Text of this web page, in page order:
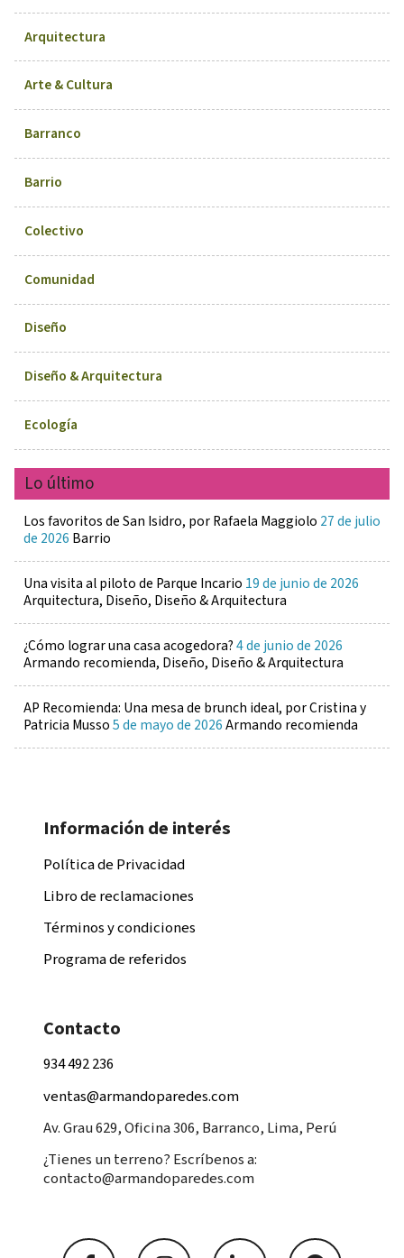
Arquitectura
Arte & Cultura
Barranco
Barrio
Colectivo
Comunidad
Diseño
Diseño & Arquitectura
Ecología
Lo último
Los favoritos de San Isidro, por Rafaela Maggiolo 27 de julio
de 2026 Barrio
Una visita al piloto de Parque Incario 19 de junio de 2026
Arquitectura, Diseño, Diseño & Arquitectura
¿Cómo lograr una casa acogedora?4 de junio de 2026
Armando recomienda, Diseño, Diseño & Arquitectura
AP Recomienda: Una mesa de brunch ideal, por Cristina y
Patricia Musso5 de mayo de 2026Armando recomienda
Información de interés
Política de Privacidad
Libro de reclamaciones
Términos y condiciones
Programa de referidos
Contacto
934 492 236
ventas@armandoparedes.com
Av. Grau 629, Oficina 306, Barranco, Lima, Perú
¿Tienes un terreno? Escríbenos a:
contacto@armandoparedes.com